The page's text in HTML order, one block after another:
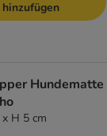
hinzufügen
Hundematte
H 5 cm